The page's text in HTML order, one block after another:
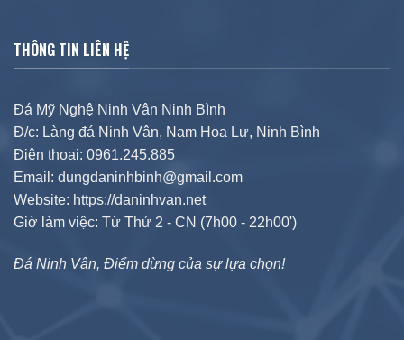
THÔNG TIN LIÊN HỆ
Đá Mỹ Nghệ Ninh Vân Ninh Bình
Đ/c: Làng đá Ninh Vân, Nam Hoa Lư, Ninh Bình
Điện thoại: 0961.245.885
Email: dungdaninhbinh@gmail.com
Website: https://daninhvan.net
Giờ làm việc: Từ Thứ 2 - CN (7h00 - 22h00')
Đá Ninh Vân, Điểm dừng của sự lựa chọn!